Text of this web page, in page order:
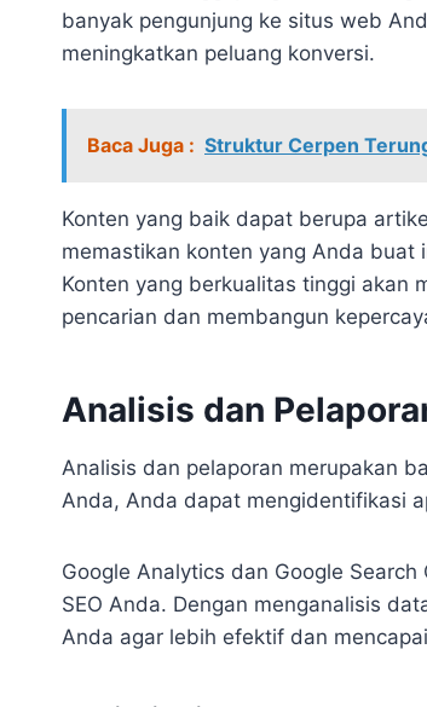
banyak pengunjung ke situs web
meningkatkan peluang konversi.
Baca Juga : Struktur Cerpen
Konten yang baik dapat berupa
memastikan konten yang Anda
Konten yang berkualitas tinggi akan
pencarian dan membangun
Analisis dan
Analisis dan pelaporan merupakan
Anda, Anda dapat mengidentifikasi
Google Analytics dan Google
SEO Anda. Dengan menganalisis
Anda agar lebih efektif dan